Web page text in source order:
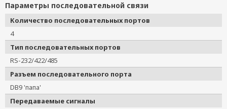
Параметры последовательной связи
Количество последовательных портов
4
Тип последовательных портов
RS-232/422/485
Разъем последовательного порта
DB9 'папа'
Передаваемые сигналы